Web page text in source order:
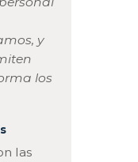
y
los
las